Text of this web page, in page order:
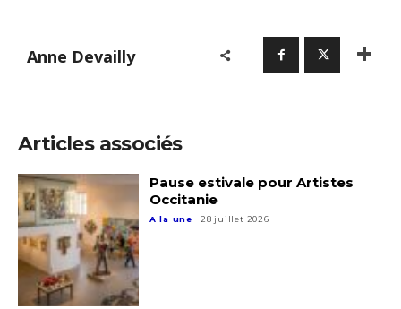
Nom
Prénom
Adresse email*
Anne Devailly
Articles associés
Pause estivale pour Artistes
Occitanie
A la une 28 juillet 2026